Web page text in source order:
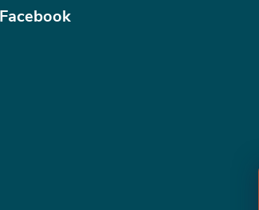
Facebook